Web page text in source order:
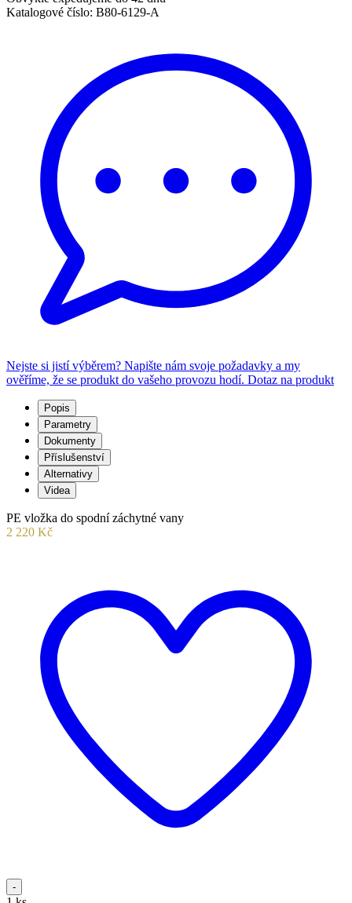
Katalogové číslo: B80-6129-A
Nejste si jistí výběrem? Napište nám svoje požadavky a my
ověříme, že se produkt do vašeho provozu hodí. Dotaz na produkt
Popis
Parametry
Dokumenty
Příslušenství
Alternativy
Videa
PE vložka do spodní záchytné vany
2 220 Kč
-